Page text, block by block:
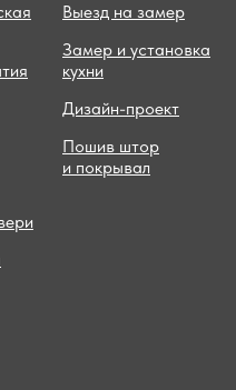
Выезд на замер
Замер и установка
кухни
Дизайн-проект
Пошив штор
и покрывал